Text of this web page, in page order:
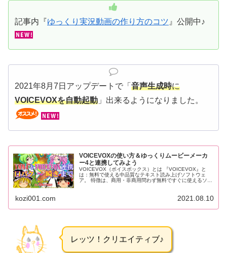
記事内『ゆっくり実況動画の作り方のコツ 』公開中♪
2021年8月7日アップデートで「 音声生成時に
VOICEVOXを自動起動 」出来るようになりました。
VOICEVOXの使い方＆ゆっくりムービーメーカ
ー4と連携してみよう
VOICEVOX（ボイスボックス）とは 『VOICEVOX』と
は：無料で使える中品質なテキスト読み上げソフトウェ
ア。 特徴は、商用・非商用問わず無料ですぐに使えるソフ
kozi001.com 2021.08.10
レッツ！クリエイティブ♪